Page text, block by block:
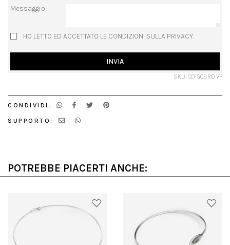
Messaggio
HO LETTO ED ACCETTATO LE CONDIZIONI SULLA PRIVACY.
INVIA
SKU: CD GCBRO VP
CONDIVIDI:
SUPPORTO:
POTREBBE PIACERTI ANCHE: